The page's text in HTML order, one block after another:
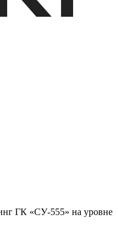
ГК «СУ-555» на уровне